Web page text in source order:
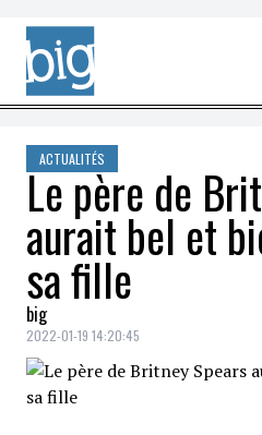
Skip to content
ACTUALITÉS
Le père de
aurait bel et
sa fille
big
2022-01-19 14:20:45